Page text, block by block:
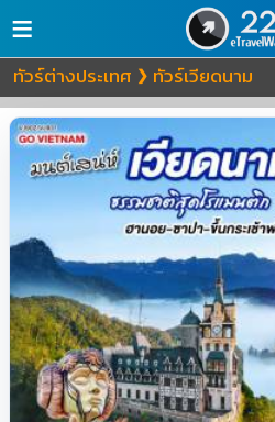
≡
ทัวร์ต่างประเทศ ❯ ทัวร์เวียดนาม